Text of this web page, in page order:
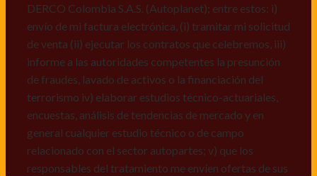
DERCO Colombia S.A.S. (Autoplanet); entre estos: i)
envío de mi factura electrónica, (i) tramitar mi solicitud
de venta (ii) ejecutar los contratos que celebremos, iii)
informe a las autoridades competentes la presunción
de fraudes, lavado de activos o la financiación del
terrorismo iv) elaborar estudios técnico-actuariales,
encuestas, análisis de tendencias de mercado y en
general cualquier estudio técnico o de campo
relacionado con el sector autopartes; v) que los
responsables del tratamiento me envíen ofertas de sus